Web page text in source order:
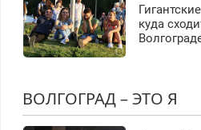
куда
ВОЛГОГРАД – ЭТО Я